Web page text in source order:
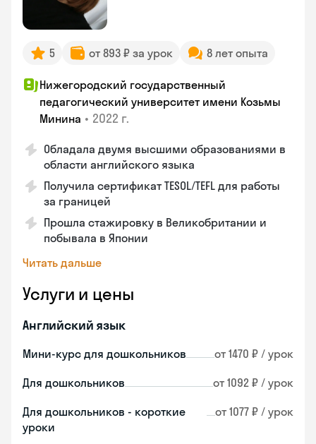
5 от 893 ₽ за урок 8 лет опыта
Нижегородский государственный
педагогический университет имени Козьмы
Минина • 2022 г.
Обладала двумя высшими образованиями в
области английского языка
Получила сертификат TESOL/TEFL для работы
за границей
Прошла стажировку в Великобритании и
побывала в Японии
Читать дальше
Услуги и цены
Английский язык
Мини-курс для дошкольников от 1470 ₽ / урок
Для дошкольников от 1092 ₽ / урок
Для дошкольников - короткие
уроки
от 1077 ₽ / урок